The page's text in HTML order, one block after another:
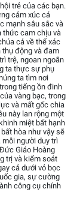
trẻ của các bạn.
cảm xúc cá
mạnh sâu sắc và
thức cam chịu và
cả về thể xác
thụ động và đam
trệ, ngoan ngoãn
ta thực sự phụ
ta tìm nơi
tiếng ồn đinh
vàng bạc, trong
và mất gốc chia
này lan rộng một
miệt bất hạnh
hòa như vậy sẽ
mỗi người duy trì
Giáo Hoàng
trị và kiểm soát
cả dưới vỏ bọc
gia, sự cường
công cụ chính